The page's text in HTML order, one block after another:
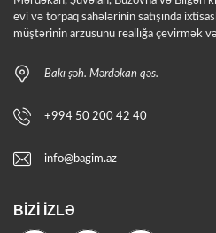
evi və torpaq sahələrinin satışında
müştərinin arzusunu reallığa çevirmək
Bakı şəh. Mərdəkan qəs.
+994 50 200 42 40
info@bagim.az
BIZI İZLƏ